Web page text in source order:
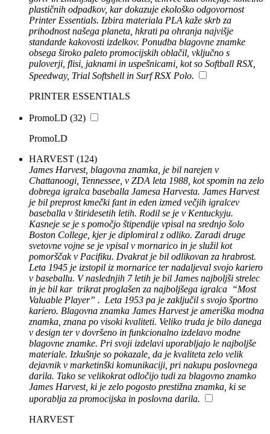
plastičnih odpadkov, kar dokazuje ekološko odgovornost
Printer Essentials. Izbira materiala PLA kaže skrb za
prihodnost našega planeta, hkrati pa ohranja najvišje
standarde kakovosti izdelkov. Ponudba blagovne znamke
obsega široko paleto promocijskih oblačil, vključno s
puloverji, flisi, jaknami in uspešnicami, kot so Softball RSX,
Speedway, Trial Softshell in Surf RSX Polo.
PRINTER ESSENTIALS
PromoLD (32)
PromoLD
HARVEST (124)
James Harvest, blagovna znamka, je bil narejen v
Chattanoogi, Tennessee, v ZDA leta 1988, kot spomin na zelo
dobrega igralca baseballa Jamesa Harvesta. James Harvest
je bil preprost kmečki fant in eden izmed večjih igralcev
baseballa v štiridesetih letih. Rodil se je v Kentuckyju.
Kasneje se je s pomočjo štipendije vpisal na srednjo šolo
Boston College, kjer je diplomiral z odliko. Zaradi druge
svetovne vojne se je vpisal v mornarico in je služil kot
pomorščak v Pacifiku. Dvakrat je bil odlikovan za hrabrost.
Leta 1945 je izstopil iz mornarice ter nadaljeval svojo kariero
v baseballu. V naslednjih 7 letih je bil James najboljši strelec
in je bil kar trikrat proglašen za najboljšega igralca “Most
Valuable Player” . Leta 1953 pa je zaključil s svojo športno
kariero. Blagovna znamka James Harvest je ameriška modna
znamka, znana po visoki kvaliteti. Veliko truda je bilo danega
v design ter v dovršeno in funkcionalno izdelavo modne
blagovne znamke. Pri svoji izdelavi uporabljajo le najboljše
materiale. Izkušnje so pokazale, da je kvaliteta zelo velik
dejavnik v marketinški komunikaciji, pri nakupu poslovnega
darila. Tako se velikokrat odločijo tudi za blagovno znamko
James Harvest, ki je zelo pogosto prestižna znamka, ki se
uporablja za promocijska in poslovna darila.
HARVEST